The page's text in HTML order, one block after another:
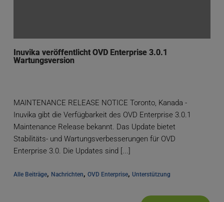
Inuvika veröffentlicht OVD Enterprise 3.0.1
Wartungsversion
MAINTENANCE RELEASE NOTICE Toronto, Kanada -
Inuvika gibt die Verfügbarkeit des OVD Enterprise 3.0.1
Maintenance Release bekannt. Das Update bietet
Stabilitäts- und Wartungsverbesserungen für OVD
Enterprise 3.0. Die Updates sind [...]
Alle Beiträge, Nachrichten, OVD Enterprise, Unterstützung